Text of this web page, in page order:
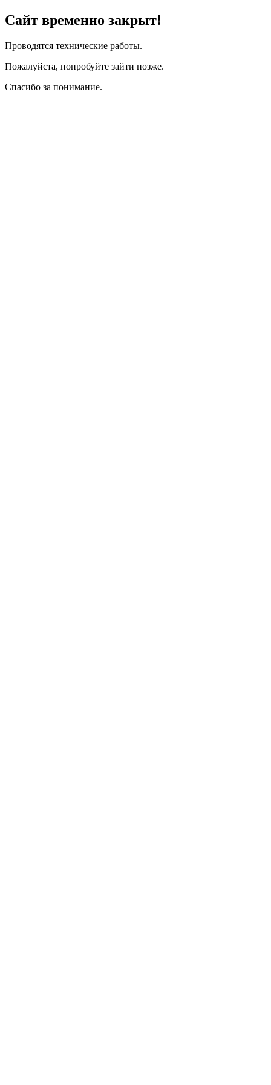
Сайт временно закрыт!
Проводятся технические работы.
Пожалуйста, попробуйте зайти позже.
Спасибо за понимание.